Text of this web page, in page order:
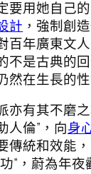
要用她自己
計 ，強制創
百年廣東文
不是古典的
然在生長的性
亦有其不磨之
人倫”，向身
傳統和效能
”，蔚為年夜